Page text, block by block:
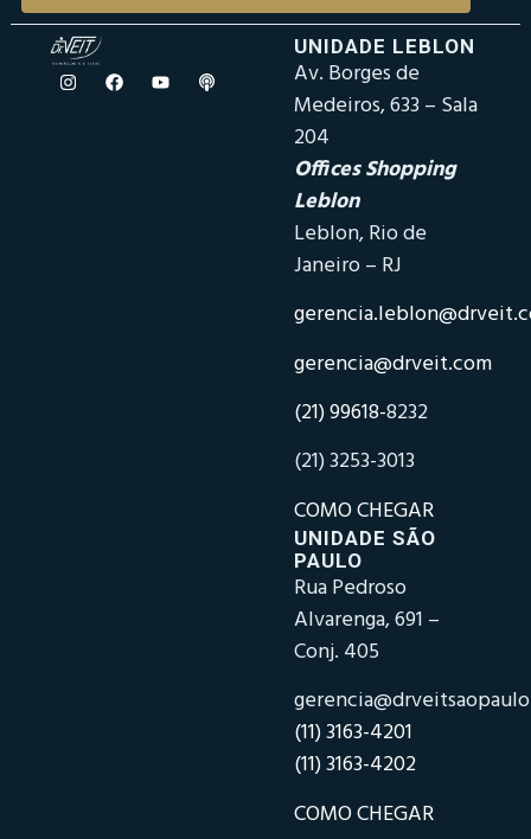
UNIDADE LEBLON
Av. Borges de
Medeiros, 633 – Sala
204
Offices Shopping
Leblon
Leblon, Rio de
Janeiro – RJ
gerencia@drveit.com
(21) 99618-8232
(21) 3253-3013
COMO CHEGAR
UNIDADE SÃO
PAULO
Rua Pedroso
Alvarenga, 691 –
Conj. 405
(11) 3163-4201
(11) 3163-4202
COMO CHEGAR